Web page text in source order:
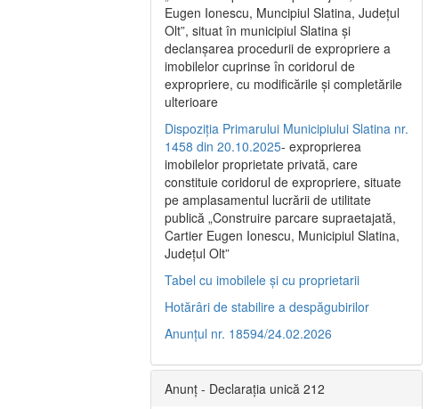
Eugen Ionescu, Muncipiul Slatina, Judeţul
Olt”, situat în municipiul Slatina şi
declanşarea procedurii de expropriere a
imobilelor cuprinse în coridorul de
expropriere, cu modificările şi completările
ulterioare
Dispoziția Primarului Municipiului Slatina nr.
1458 din 20.10.2025- exproprierea
imobilelor proprietate privată, care
constituie coridorul de expropriere, situate
pe amplasamentul lucrării de utilitate
publică „Construire parcare supraetajată,
Cartier Eugen Ionescu, Municipiul Slatina,
Județul Olt”
Tabel cu imobilele și cu proprietarii
Hotărâri de stabilire a despăgubirilor
Anunțul nr. 18594/24.02.2026
Anunț - Declarația unică 212